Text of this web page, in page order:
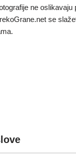
ne oslikavaju
se